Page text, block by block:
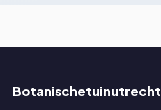
Botanischetuinutrecht